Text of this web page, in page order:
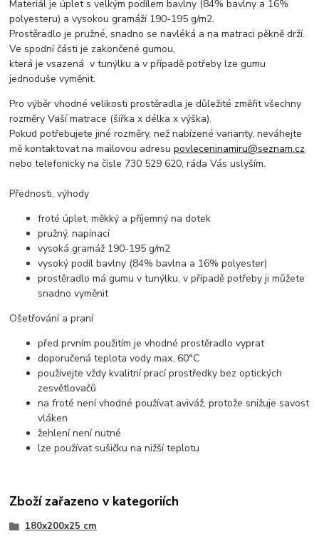
Materiál je úplet s velkým podílem bavlny (84% bavlny a 16%
polyesteru) a vysokou gramáží 190-195 g/m2.
Prostěradlo je pružné, snadno se navléká a na matraci pěkně drží.
Ve spodní části je zakončené gumou,
která je vsazená v tunýlku a v případě potřeby lze gumu
jednoduše vyměnit.
Pro výběr vhodné velikosti prostěradla je důležité změřit všechny
rozměry Vaší matrace (šířka x délka x výška).
Pokud potřebujete jiné rozměry, než nabízené varianty, neváhejte
mě kontaktovat na mailovou adresupovleceninamiru@seznam.cz
nebo telefonicky na čísle 730 529 620, ráda Vás uslyším.
Přednosti, výhody
froté úplet, měkký a příjemný na dotek
pružný, napínací
vysoká gramáž 190-195 g/m2
vysoký podíl bavlny (84% bavlna a 16% polyester)
prostěradlo má gumu v tunýlku, v případě potřeby ji můžete
snadno vyměnit
Ošetřování a praní
před prvním použitím je vhodné prostěradlo vyprat
doporučená teplota vody max. 60°C
používejte vždy kvalitní prací prostředky bez optických
zesvětlovačů
na froté není vhodné používat aviváž, protože snižuje savost
vláken
žehlení není nutné
lze používat sušičku na nižší teplotu
Zboží zařazeno v kategoriích
180x200x25 cm